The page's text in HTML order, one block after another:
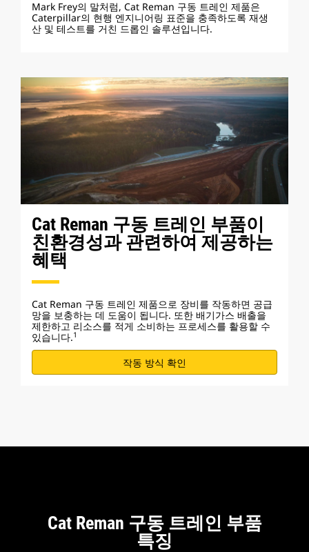
Mark Frey의 말처럼, Cat Reman 구동 트레인 제품은
Caterpillar의 현행 엔지니어링 표준을 충족하도록 재생
산 및 테스트를 거친 드롭인 솔루션입니다.
Cat Reman 구동 트레인 부품이
친환경성과 관련하여 제공하는
혜택
Cat Reman 구동 트레인 제품으로 장비를 작동하면 공급
망을 보충하는 데 도움이 됩니다. 또한 배기가스 배출을
제한하고 리소스를 적게 소비하는 프로세스를 활용할 수
있습니다.1
작동 방식 확인
Cat Reman 구동 트레인 부품
특징